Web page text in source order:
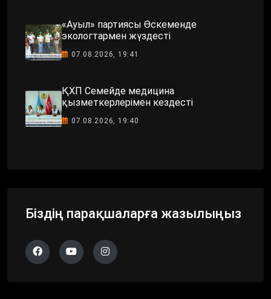
«Ауыл» партиясы Өскеменде
экологтармен жүздесті
07.08.2026, 19:41
ҚХП Семейде медицина
қызметкерлерімен кездесті
07.08.2026, 19:40
Біздің парақшаларға жазылыңыз